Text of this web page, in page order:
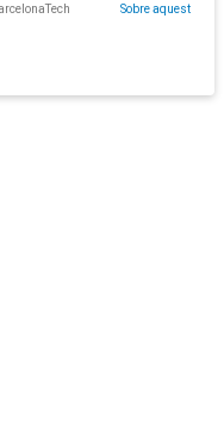
Sobre aquest